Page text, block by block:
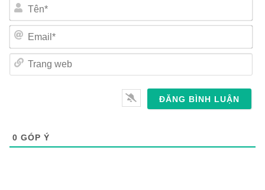
Tên*
Email*
0 GÓP Ý